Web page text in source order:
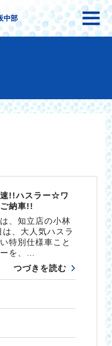
中部
!!ハスラー☆ワ
納車!!
、知立店の小林
は、大人気ハスラ
特別仕様車こと
を、…
つづきを読む